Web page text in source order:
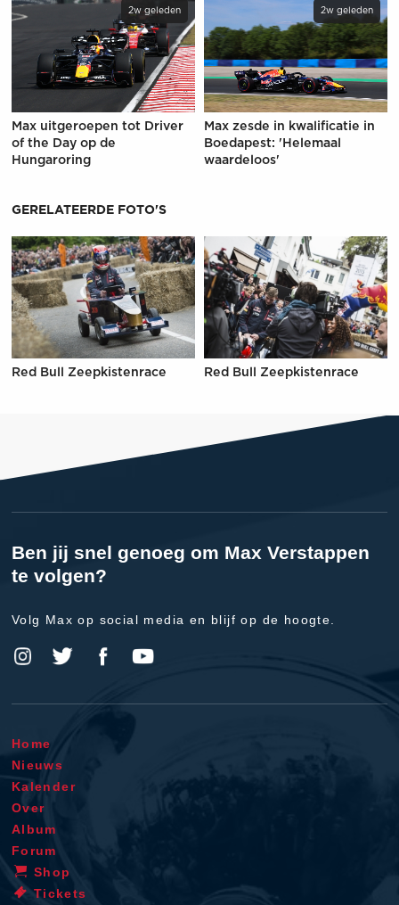
2w geleden
Max uitgeroepen tot Driver
of the Day op de
Hungaroring
2w geleden
Max zesde in kwalificatie in
Boedapest: 'Helemaal
waardeloos'
GERELATEERDE FOTO'S
Red Bull Zeepkistenrace Red Bull Zeepkistenrace
Ben jij snel genoeg om Max Verstappen
te volgen?
Volg Max op social media en blijf op de hoogte.
Home
Nieuws
Kalender
Over
Album
Forum
Shop
Tickets